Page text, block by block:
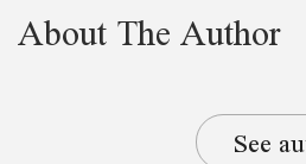
About The Author
See